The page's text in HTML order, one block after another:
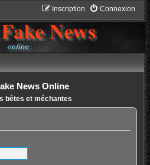
Connexion
Inscription
News Online
bêtes et méchantes